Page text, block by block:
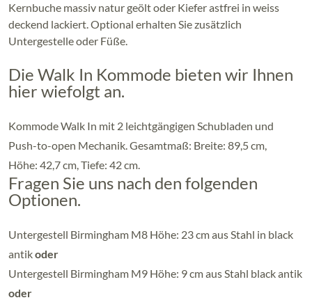
Kernbuche massiv natur geölt oder Kiefer astfrei in weiss
deckend lackiert. Optional erhalten Sie zusätzlich
Untergestelle oder Füße.
Die Walk In Kommode bieten wir Ihnen
hier wiefolgt an.
Kommode Walk In mit 2 leichtgängigen Schubladen und
Push-to-open Mechanik. Gesamtmaß: Breite: 89,5 cm,
Höhe: 42,7 cm, Tiefe: 42 cm.
Fragen Sie uns nach den folgenden
Optionen.
Untergestell Birmingham M8 Höhe: 23 cm aus Stahl in black
antikoder
Untergestell Birmingham M9 Höhe: 9 cm aus Stahl black antik
oder